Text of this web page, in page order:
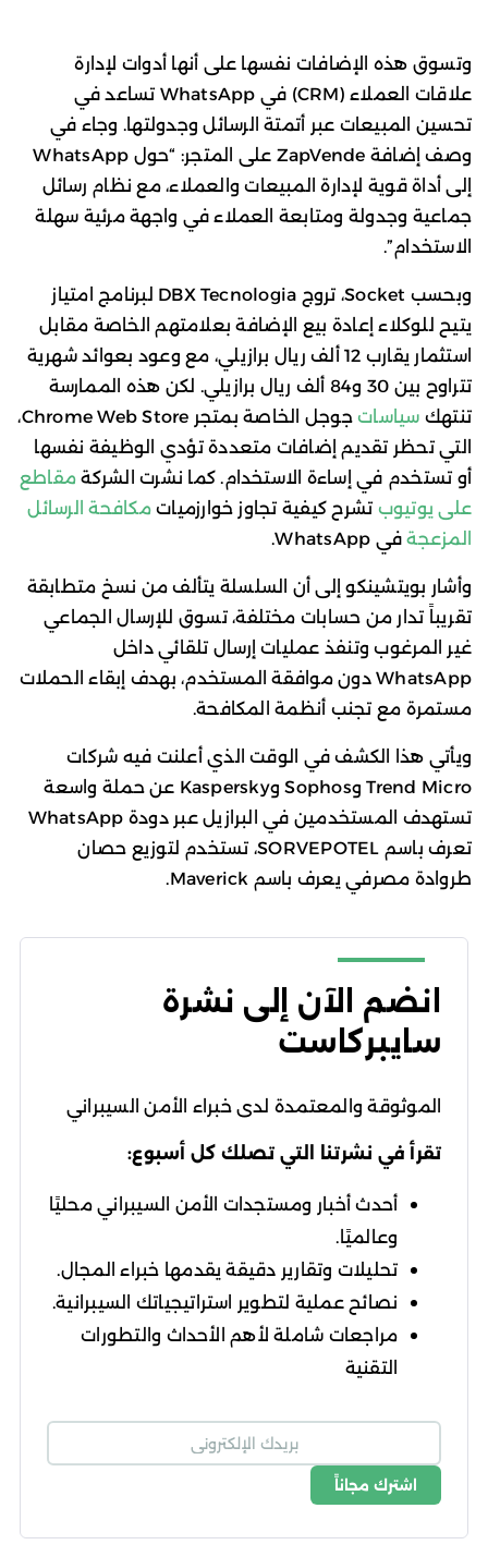
وتسوق هذه الإضافات نفسها على أنها أدوات لإدارة
علاقات العملاء (CRM) في WhatsApp تساعد في
تحسين المبيعات عبر أتمتة الرسائل وجدولتها. وجاء في
وصف إضافة ZapVende على المتجر: “حول WhatsApp
إلى أداة قوية لإدارة المبيعات والعملاء، مع نظام رسائل
جماعية وجدولة ومتابعة العملاء في واجهة مرئية سهلة
الاستخدام”.
وبحسب Socket، تروج DBX Tecnologia لبرنامج امتياز
يتيح للوكلاء إعادة بيع الإضافة بعلامتهم الخاصة مقابل
استثمار يقارب 12 ألف ريال برازيلي، مع وعود بعوائد شهرية
تتراوح بين 30 و84 ألف ريال برازيلي. لكن هذه الممارسة
تنتهك سياسات
جوجل الخاصة بمتجر Chrome Web Store،
التي تحظر تقديم إضافات متعددة تؤدي الوظيفة نفسها
أو تستخدم في إساءة الاستخدام. كما نشرت الشركةمقاطع
على يوتيوب تشرح كيفية تجاوز خوارزمياتمكافحة الرسائل
المزعجة في WhatsApp.
وأشار بويتشينكو إلى أن السلسلة يتألف من نسخ متطابقة
تقريباً تدار من حسابات مختلفة، تسوق للإرسال الجماعي
غير المرغوب وتنفذ عمليات إرسال تلقائي داخل
WhatsApp دون موافقة المستخدم، بهدف إبقاء الحملات
مستمرة مع تجنب أنظمة المكافحة.
ويأتي هذا الكشف في الوقت الذي أعلنت فيه شركات
Trend Micro وSophos وKaspersky عن حملة واسعة
تستهدف المستخدمين في البرازيل عبر دودة WhatsApp
تعرف باسم SORVEPOTEL، تستخدم لتوزيع حصان
طروادة مصرفي يعرف باسم Maverick.
انضم الآن إلى نشرة
سايبركاست
الموثوقة والمعتمدة لدى خبراء الأمن السيبراني
تقرأ في نشرتنا التي تصلك كل أسبوع:
أحدث أخبار ومستجدات الأمن السيبراني محليًا
وعالميًا.
تحليلات وتقارير دقيقة يقدمها خبراء المجال.
نصائح عملية لتطوير استراتيجياتك السيبرانية.
مراجعات شاملة لأهم الأحداث والتطورات
التقنية
اشترك مجاناً